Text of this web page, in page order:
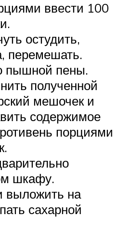
ввести 100
остудить,
перемешать.
пышной пены.
полученной
мешочек и
содержимое
порциями
шкафу.
выложить на
сахарной